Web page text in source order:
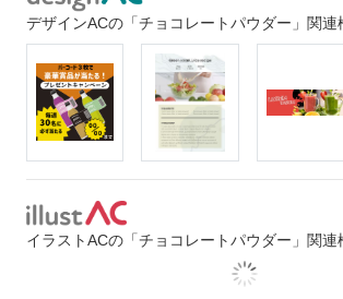
デザインACの「チョコレートパウダー」関連
イラストACの「チョコレートパウダー」関連